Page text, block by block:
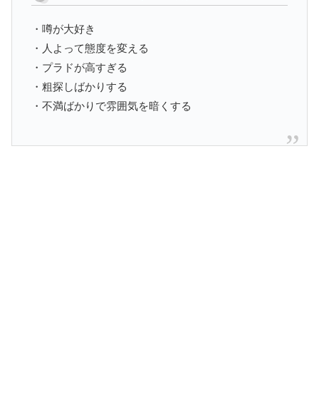
・噂が大好き
・人よって態度を変える
・プラドが高すぎる
・粗探しばかりする
・不満ばかりで雰囲気を暗くする